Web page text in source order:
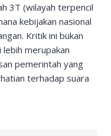
3T (wilayah terpencil
kebijakan nasional
Kritik ini bukan
merupakan
pemerintah yang
terhadap suara